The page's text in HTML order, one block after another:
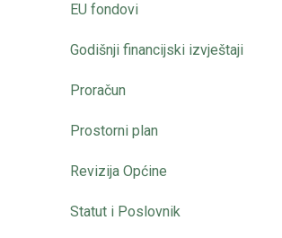
EU fondovi
Godišnji financijski izvještaji
Proračun
Prostorni plan
Revizija Općine
Statut i Poslovnik